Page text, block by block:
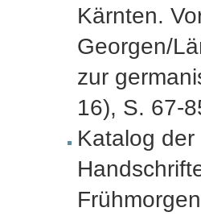
Kärnten.
Georgen/
zur
16), S. 67-
Katalog